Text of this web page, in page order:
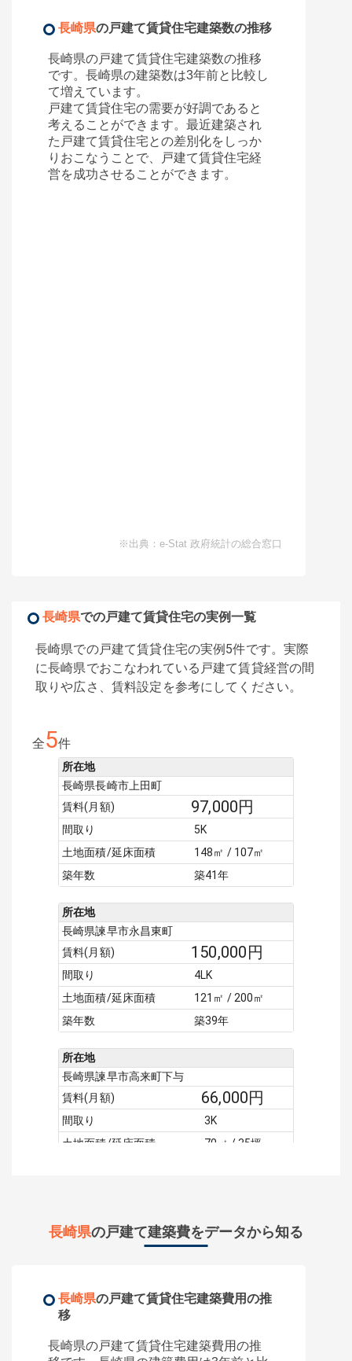
長崎県の戸建て賃貸住宅建築数の推移
長崎県の戸建て賃貸住宅建築数の推移
です。 長崎県の建築数は3年前と比較し
て増えています。
戸建て賃貸住宅の需要が好調であると
考えることができます。最近建築され
た戸建て賃貸住宅との差別化をしっか
りおこなうことで、戸建て賃貸住宅経
営を成功させることができます。
※出典：e-Stat 政府統計の総合窓口
長崎県での戸建て賃貸住宅の実例一覧
長崎県での戸建て賃貸住宅の実例5件です。実際
に長崎県でおこなわれている戸建て賃貸経営の間
取りや広さ、賃料設定を参考にしてください。
全5件
所在地
長崎県長崎市上田町
賃料(月額)
97,000円
間取り
5K
土地面積/延床面積
148㎡ / 107㎡
築年数
築41年
所在地
長崎県諫早市永昌東町
賃料(月額)
150,000円
間取り
4LK
土地面積/延床面積
121㎡ / 200㎡
築年数
築39年
所在地
長崎県諫早市高来町下与
賃料(月額)
66,000円
間取り
3K
土地面積/延床面積
70㎡ / 35坪
長崎県諫早市鷲崎町
賃料(月額)
320,000円
150㎡ / 288.28㎡
築年数
所在地
長崎県の戸建て建築費をデータから知る
長崎県の戸建て賃貸住宅建築費用の推
移
長崎県の戸建て賃貸住宅建築費用の推